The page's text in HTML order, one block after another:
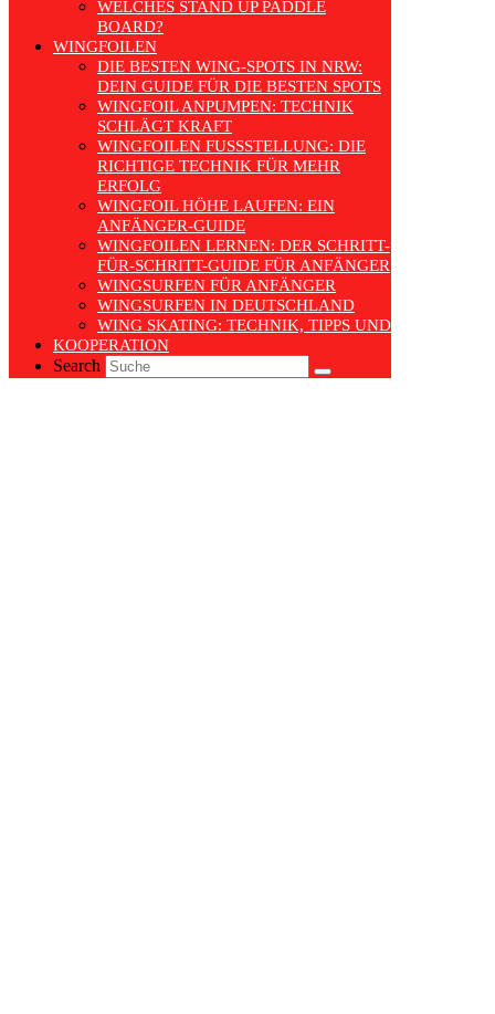
WELCHES STAND UP PADDLE
BOARD?
WINGFOILEN
DIE BESTEN WING-SPOTS IN NRW:
DEIN GUIDE FÜR DIE BESTEN SPOTS
WINGFOIL ANPUMPEN: TECHNIK
SCHLÄGT KRAFT
WINGFOILEN FUSSSTELLUNG: DIE R
ICHTIGE TECHNIK FÜR MEHR E
RFOLG
WINGFOIL HÖHE LAUFEN: EIN
ANFÄNGER-GUIDE
WINGFOILEN LERNEN: DER SCHRITT-
FÜR-SCHRITT-GUIDE FÜR ANFÄNGER
WINGSURFEN FÜR ANFÄNGER
WINGSURFEN IN DEUTSCHLAND
WING SKATING: TECHNIK, TIPPS UND TRENDS
KOOPERATION
Search